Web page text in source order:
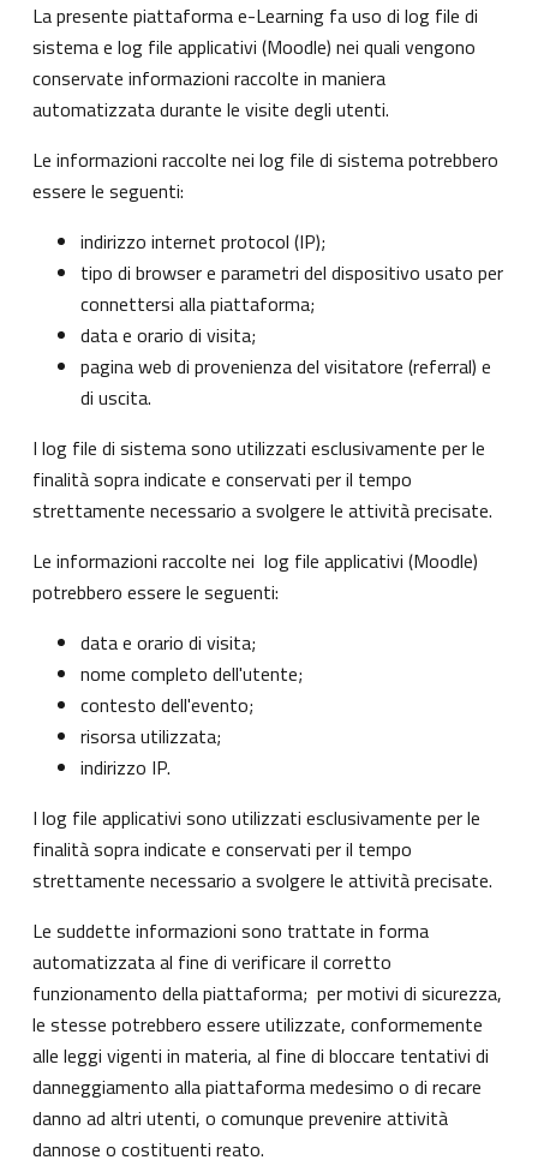
La presente piattaforma e-Learning fa uso di log file di
sistema e log file applicativi (Moodle) nei quali vengono
conservate informazioni raccolte in maniera
automatizzata durante le visite degli utenti.
Le informazioni raccolte nei log file di sistema potrebbero
essere le seguenti:
indirizzo internet protocol (IP);
tipo di browser e parametri del dispositivo usato per
connettersi alla piattaforma;
data e orario di visita;
pagina web di provenienza del visitatore (referral) e
di uscita.
I log file di sistema sono utilizzati esclusivamente per le
finalità sopra indicate e conservati per il tempo
strettamente necessario a svolgere le attività precisate.
Le informazioni raccolte nei log file applicativi (Moodle)
potrebbero essere le seguenti:
data e orario di visita;
nome completo dell'utente;
contesto dell'evento;
risorsa utilizzata;
indirizzo IP.
I log file applicativi sono utilizzati esclusivamente per le
finalità sopra indicate e conservati per il tempo
strettamente necessario a svolgere le attività precisate.
Le suddette informazioni sono trattate in forma
automatizzata al fine di verificare il corretto
funzionamento della piattaforma; per motivi di sicurezza,
le stesse potrebbero essere utilizzate, conformemente
alle leggi vigenti in materia, al fine di bloccare tentativi di
danneggiamento alla piattaforma medesimo o di recare
danno ad altri utenti, o comunque prevenire attività
dannose o costituenti reato.